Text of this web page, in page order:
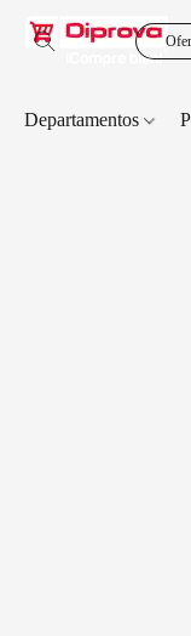
Departamentos